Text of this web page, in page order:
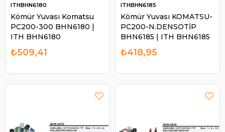
Kömür Yuvası Komatsu
PC200-300 BHN6180 |
ITH BHN6180
ITHBHN6180
₺509,41
Kömür Yuvası KOMATSU-
PC200-N.DENSOTİP
BHN6185 | ITH BHN6185
ITHBHN6185
₺418,95